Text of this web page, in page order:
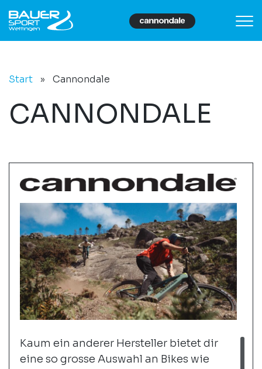
Start » Cannondale
CANNONDALE
Kaum ein anderer Hersteller bietet dir
eine so grosse Auswahl an Bikes wie